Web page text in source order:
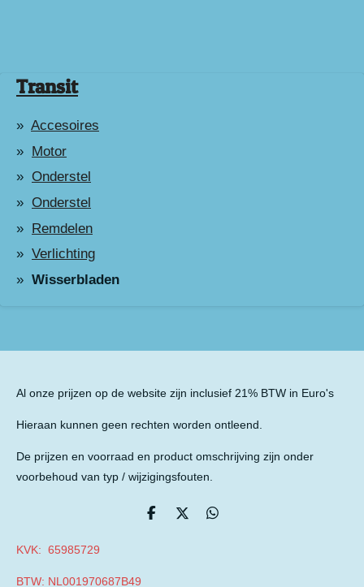
Transit
Accesoires
Motor
Onderstel
Onderstel
Remdelen
Verlichting
Wisserbladen
Al onze prijzen op de website zijn inclusief 21% BTW in Euro's
Hieraan kunnen geen rechten worden ontleend.
De prijzen en voorraad en product omschrijving zijn onder
voorbehoud van typ / wijzigingsfouten.
D
D
D
KVK: 65985729
BTW: NL001970687B49